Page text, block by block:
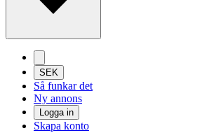
SEK
Så funkar det
Ny annons
Logga in
Skapa konto